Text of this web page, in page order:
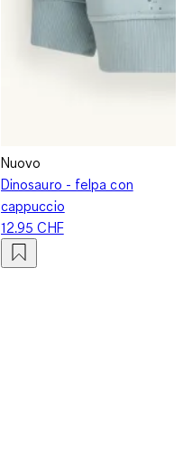
Nuovo
Dinosauro - felpa con
cappuccio
12.95 CHF